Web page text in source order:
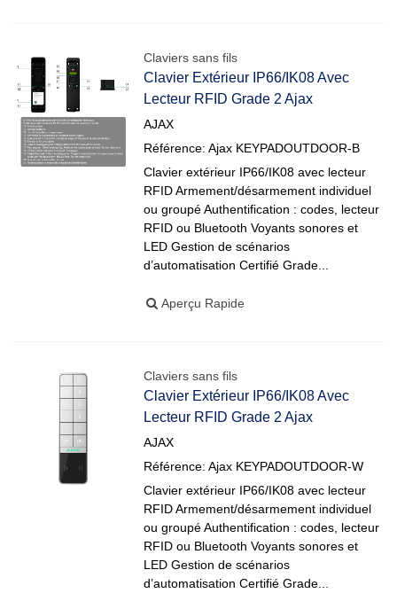
Claviers sans fils
Clavier Extérieur IP66/IK08 Avec
Lecteur RFID Grade 2 Ajax
AJAX
Référence: Ajax KEYPADOUTDOOR-B
Clavier extérieur IP66/IK08 avec lecteur
RFID Armement/désarmement individuel
ou groupé Authentification : codes, lecteur
RFID ou Bluetooth Voyants sonores et
LED Gestion de scénarios
d’automatisation Certifié Grade...
Aperçu Rapide
Claviers sans fils
Clavier Extérieur IP66/IK08 Avec
Lecteur RFID Grade 2 Ajax
AJAX
Référence: Ajax KEYPADOUTDOOR-W
Clavier extérieur IP66/IK08 avec lecteur
RFID Armement/désarmement individuel
ou groupé Authentification : codes, lecteur
RFID ou Bluetooth Voyants sonores et
LED Gestion de scénarios
d’automatisation Certifié Grade...